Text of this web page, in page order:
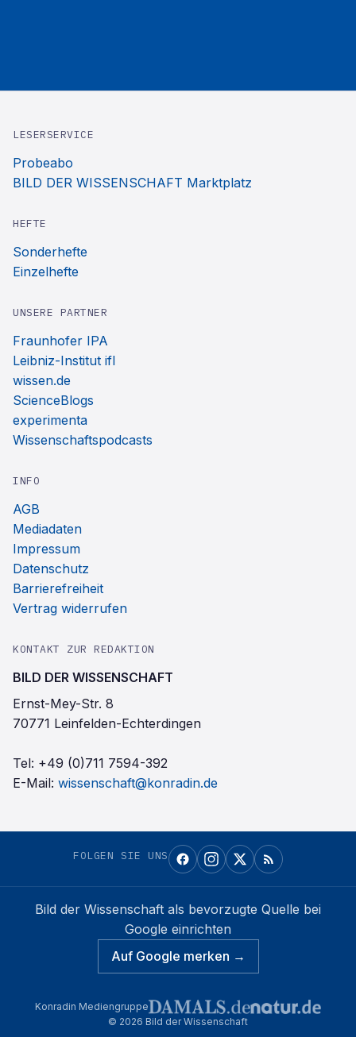
LESERSERVICE
Probeabo
BILD DER WISSENSCHAFT Marktplatz
HEFTE
Sonderhefte
Einzelhefte
UNSERE PARTNER
Fraunhofer IPA
Leibniz-Institut ifl
wissen.de
ScienceBlogs
experimenta
Wissenschaftspodcasts
INFO
AGB
Mediadaten
Impressum
Datenschutz
Barrierefreiheit
Vertrag widerrufen
KONTAKT ZUR REDAKTION
BILD DER WISSENSCHAFT
Ernst-Mey-Str. 8
70771 Leinfelden-Echterdingen
Tel: +49 (0)711 7594-392
E-Mail: wissenschaft@konradin.de
FOLGEN SIE UNS
Bild der Wissenschaft als bevorzugte Quelle bei
Google einrichten
Auf Google merken →
Konradin Mediengruppe
© 2026 Bild der Wissenschaft